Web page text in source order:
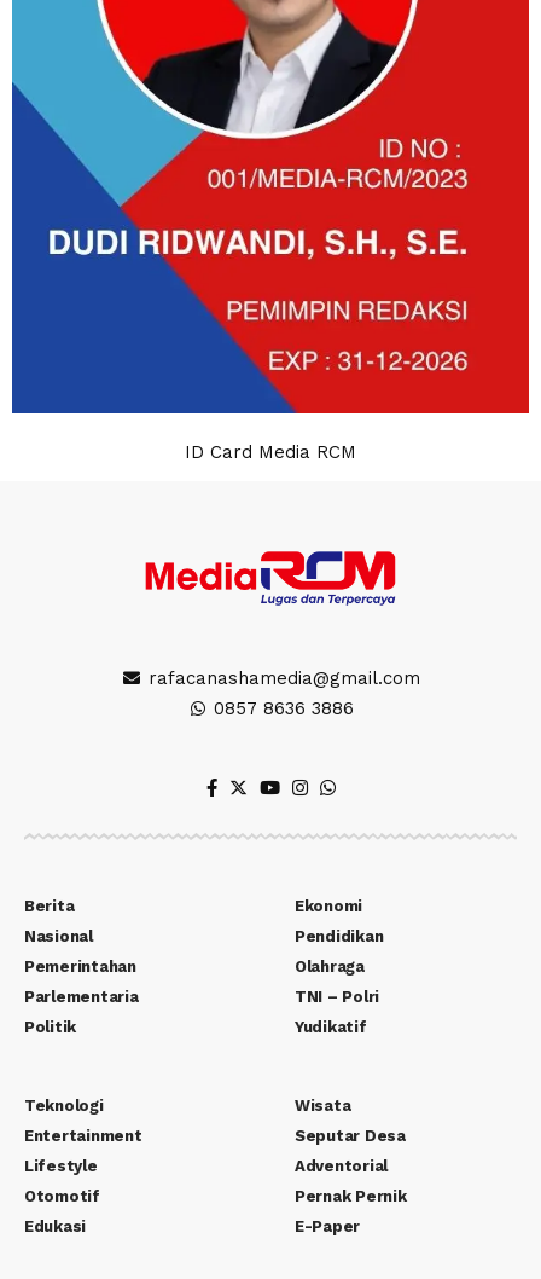
ID Card Media RCM
rafacanashamedia@gmail.com
0857 8636 3886
Berita
Nasional
Pemerintahan
Parlementaria
Politik
Ekonomi
Pendidikan
Olahraga
TNI – Polri
Yudikatif
Teknologi
Entertainment
Lifestyle
Otomotif
Edukasi
Wisata
Seputar Desa
Adventorial
Pernak Pernik
E-Paper